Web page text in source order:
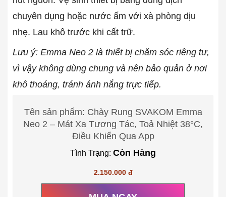
chuyên dụng hoặc nước ấm với xà phòng dịu
nhẹ. Lau khô trước khi cất trữ.
Lưu ý: Emma Neo 2 là thiết bị chăm sóc riêng tư,
vì vậy không dùng chung và nên bảo quản ở nơi
khô thoáng, tránh ánh nắng trực tiếp.
Tên sản phẩm: Chày Rung SVAKOM Emma
Neo 2 – Mát Xa Tương Tác, Toả Nhiệt 38°C,
Điều Khiển Qua App
Tình Trạng: Còn Hàng
2.150.000 đ